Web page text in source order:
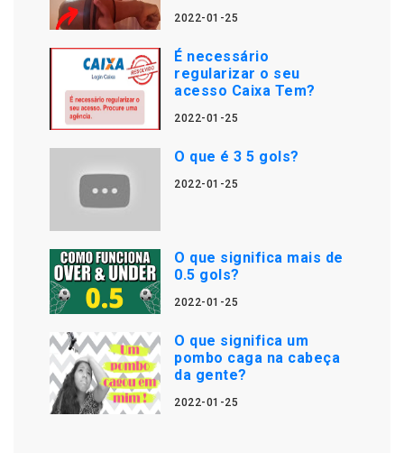
2022-01-25
É necessário
regularizar o seu
acesso Caixa Tem?
2022-01-25
O que é 3 5 gols?
2022-01-25
O que significa mais de
0.5 gols?
2022-01-25
O que significa um
pombo caga na cabeça
da gente?
2022-01-25